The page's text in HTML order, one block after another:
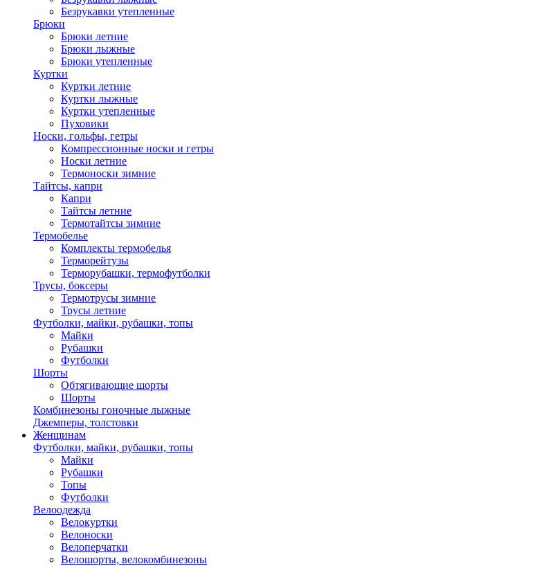
Безрукавки утепленные
Брюки
Брюки летние
Брюки лыжные
Брюки утепленные
Куртки
Куртки летние
Куртки лыжные
Куртки утепленные
Пуховики
Носки, гольфы, гетры
Компрессионные носки и гетры
Носки летние
Термоноски зимние
Тайтсы, капри
Капри
Тайтсы летние
Термотайтсы зимние
Термобелье
Комплекты термобелья
Терморейтузы
Терморубашки, термофутболки
Трусы, боксеры
Термотрусы зимние
Трусы летние
Футболки, майки, рубашки, топы
Майки
Рубашки
Футболки
Шорты
Обтягивающие шорты
Шорты
Комбинезоны гоночные лыжные
Джемперы, толстовки
Женщинам
Футболки, майки, рубашки, топы
Майки
Рубашки
Топы
Футболки
Велоодежда
Велокуртки
Велоноски
Велоперчатки
Велошорты, велокомбинезоны